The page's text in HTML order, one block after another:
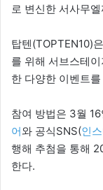
로 변신한 서사무
탑텐(TOPTEN10)
를 위해 서브스테
한 다양한 이벤트
참여 방법은 3월
어와 공식SNS(인
행해 추첨을 통해
한다.